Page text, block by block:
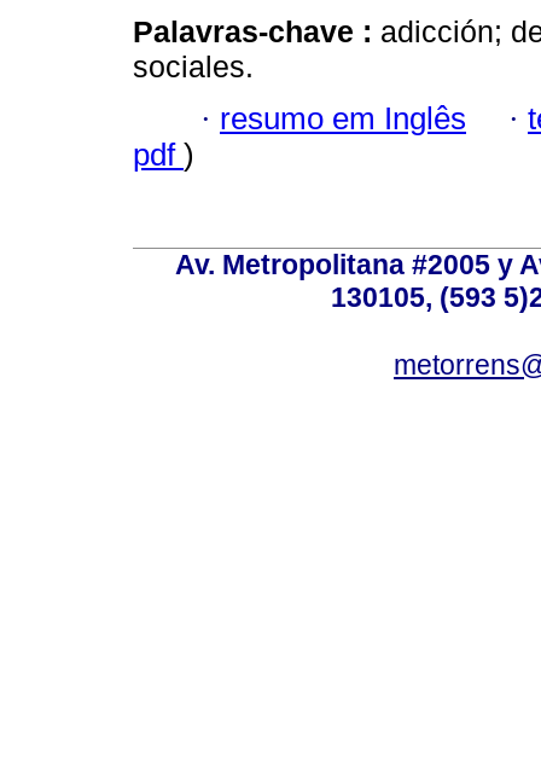
Palavras-chave : adicción;
sociales.
· resumo em Inglês ·
pdf )
Av. Metropolitana #2005 y
130105, (593